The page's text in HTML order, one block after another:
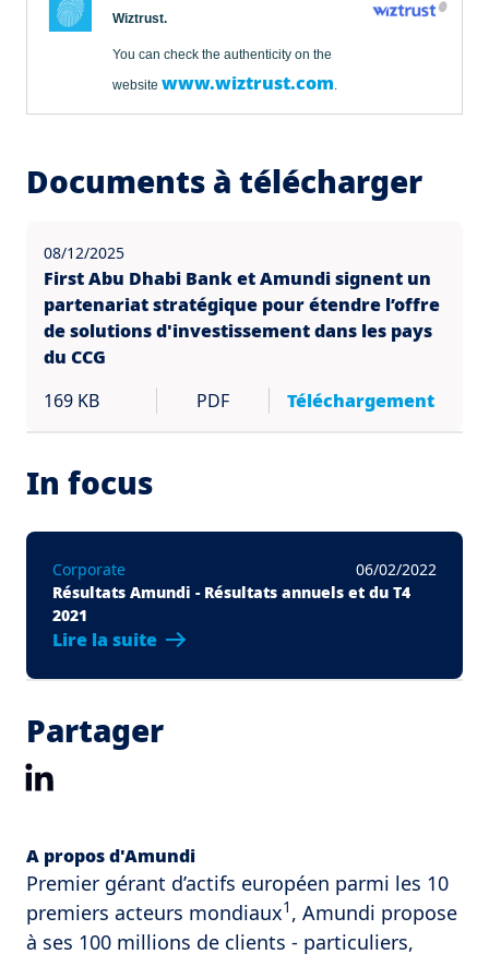
Wiztrust.
You can check the authenticity on the
website www.wiztrust.com.
Documents à télécharger
08/12/2025
First Abu Dhabi Bank et Amundi signent un
partenariat stratégique pour étendre l’offre
de solutions d'investissement dans les pays
du CCG
169 KB
PDF Téléchargement
In focus
Corporate
06/02/2022
Résultats Amundi - Résultats annuels et du T4
2021
Lire la suite
Partager
A propos d'Amundi
Premier gérant d’actifs européen parmi les 10
premiers acteurs mondiaux1 , Amundi propose
à ses 100 millions de clients - particuliers,